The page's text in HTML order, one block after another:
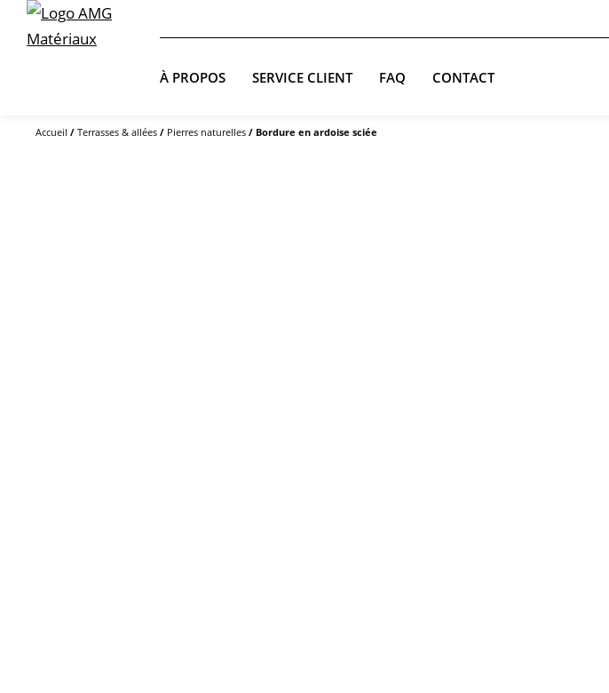
À PROPOS SERVICE CLIENT FAQ CONTACT
Accueil / Terrasses & allées / Pierres naturelles / Bordure en ardoise sciée